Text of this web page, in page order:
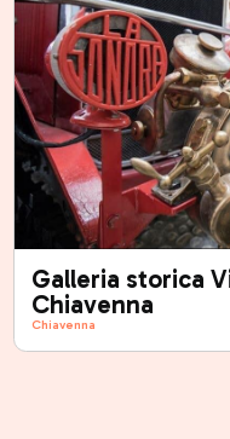
Galleria storica
Chiavenna
Chiavenna